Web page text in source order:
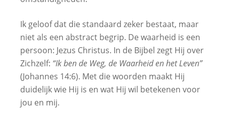
Ik geloof dat die standaard zeker bestaat, maar
niet als een abstract begrip. De waarheid is een
persoon: Jezus Christus. In de Bijbel zegt Hij over
Zichzelf: “Ik ben de Weg, de Waarheid en het Leven”
(Johannes 14:6). Met die woorden maakt Hij
duidelijk wie Hij is en wat Hij wil betekenen voor
jou en mij.